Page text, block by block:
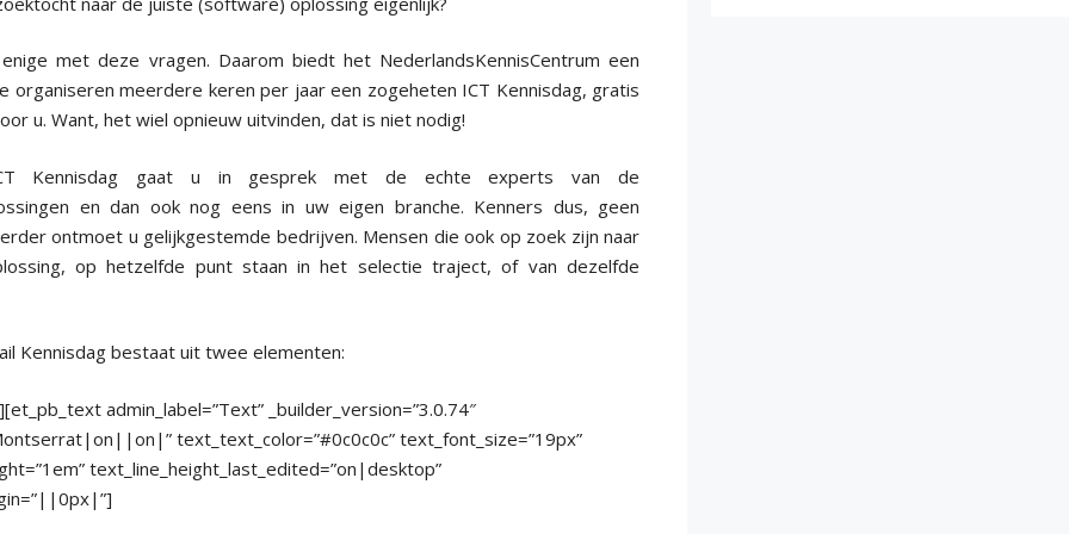
met deze vragen. Daarom biedt het NederlandsKennisCentrum een
organiseren meerdere keren per jaar een zogeheten ICT Kennisdag, gratis
u. Want, het wiel opnieuw uitvinden, dat is niet nodig!
Kennisdag gaat u in gesprek met de echte experts van de
en dan ook nog eens in uw eigen branche. Kenners dus, geen
ontmoet u gelijkgestemde bedrijven. Mensen die ook op zoek zijn naar
op hetzelfde punt staan in het selectie traject, of van dezelfde
Kennisdag bestaat uit twee elementen:
admin_label=”Text” _builder_version=”3.0.74″
text_text_color=”#0c0c0c” text_font_size=”19px”
text_line_height_last_edited=”on|desktop”